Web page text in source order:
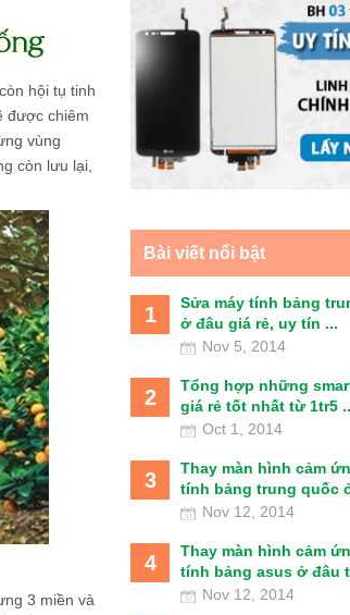
hội tụ tinh
được chiêm
vùng
còn lưu lại,
3 miền và
Bài viết nổi bật
1
Sửa máy tính bảng
ở đâu giá rẻ, uy tín ...
Nov 5, 2014
2
Tổng hợp những
giá rẻ tốt nhất từ 1tr5
Oct 1, 2014
3
Thay màn hình cảm
tính bảng trung quốc
Nov 12, 2014
4
Thay màn hình cảm
tính bảng asus ở đâu
Nov 12, 2014